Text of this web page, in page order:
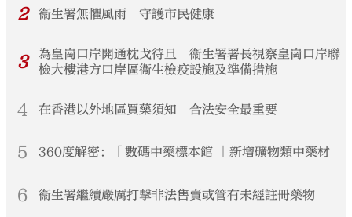
2 衞生署無懼風雨 守護市民健康
3
為皇崗口岸開通枕戈待旦 衞生署署長視察皇崗口岸聯
檢大樓港方口岸區衞生檢疫設施及準備措施
4 在香港以外地區買藥須知 合法安全最重要
5 360度解密：「數碼中藥標本館 」新增礦物類中藥材
6 衞生署繼續嚴厲打擊非法售賣或管有未經註冊藥物